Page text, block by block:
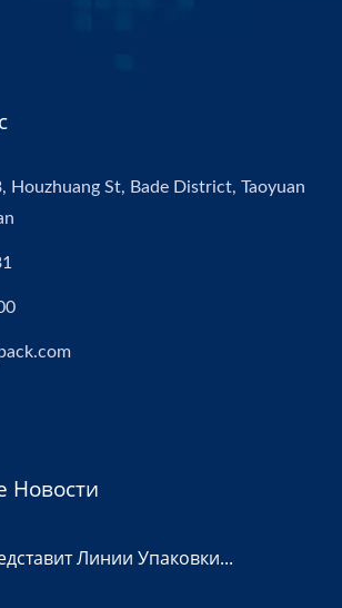
Houzhuang St, Bade District, Taoyuan
Новости
Линии Упаковки...